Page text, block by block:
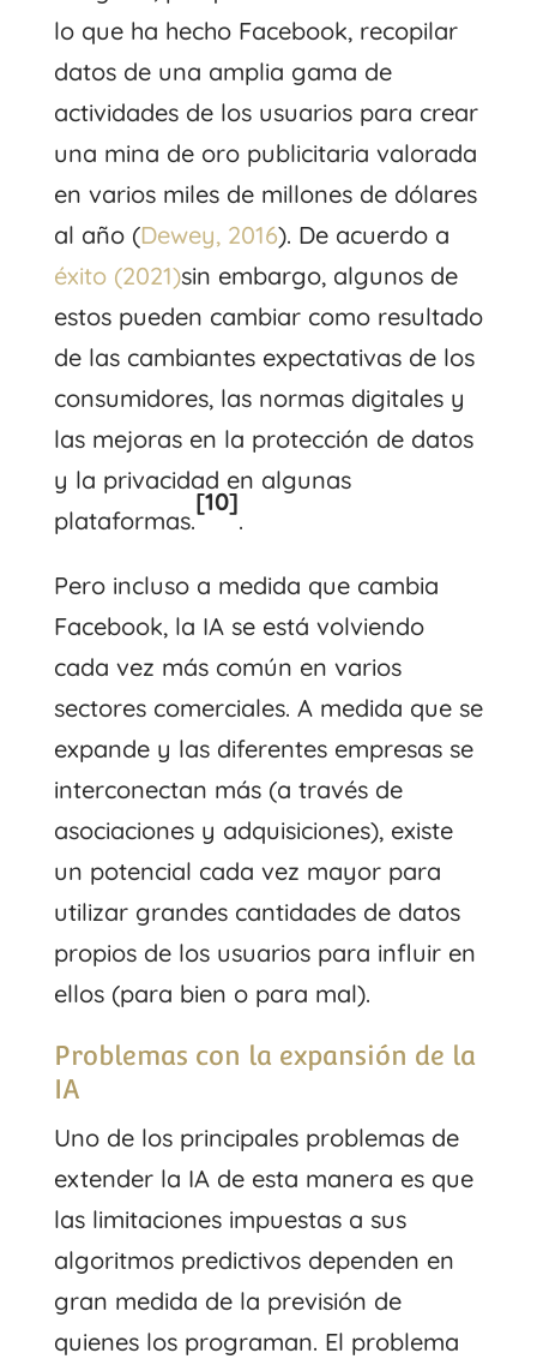
lo que ha hecho Facebook, recopilar
datos de una amplia gama de
actividades de los usuarios para crear
una mina de oro publicitaria valorada
en varios miles de millones de dólares
al año (Dewey, 2016). De acuerdo a
éxito (2021)sin embargo, algunos de
estos pueden cambiar como resultado
de las cambiantes expectativas de los
consumidores, las normas digitales y
las mejoras en la protección de datos
y la privacidad en algunas
plataformas.
[10]
.
Pero incluso a medida que cambia
Facebook, la IA se está volviendo
cada vez más común en varios
sectores comerciales. A medida que se
expande y las diferentes empresas se
interconectan más (a través de
asociaciones y adquisiciones), existe
un potencial cada vez mayor para
utilizar grandes cantidades de datos
propios de los usuarios para influir en
ellos (para bien o para mal).
Problemas con la expansión de la
IA
Uno de los principales problemas de
extender la IA de esta manera es que
las limitaciones impuestas a sus
algoritmos predictivos dependen en
gran medida de la previsión de
quienes los programan. El problema